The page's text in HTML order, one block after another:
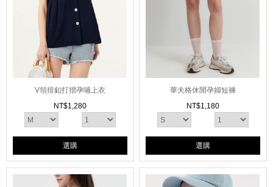
V領排釦打摺孕哺上衣
NT$1,280
選購
華夫格休閒孕婦短褲
NT$1,180
選購